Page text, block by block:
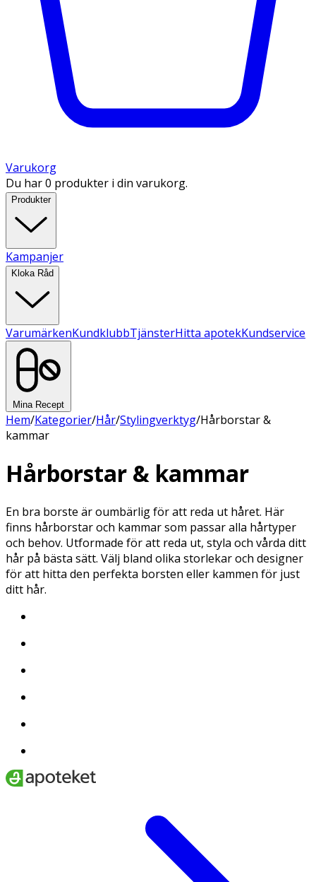
Varukorg
Du har 0 produkter i din varukorg.
Produkter
Kampanjer
Kloka Råd
VarumärkenKundklubbTjänsterHitta apotekKundservice
Mina Recept
Hem/Kategorier/Hår/Stylingverktyg/Hårborstar &
kammar
Hårborstar & kammar
En bra borste är oumbärlig för att reda ut håret. Här
finns hårborstar och kammar som passar alla hårtyper
och behov. Utformade för att reda ut, styla och vårda ditt
hår på bästa sätt. Välj bland olika storlekar och designer
för att hitta den perfekta borsten eller kammen för just
ditt hår.